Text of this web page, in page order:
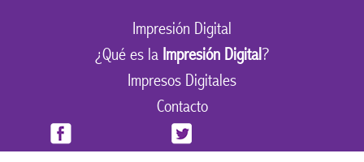
Impresión Digital
¿Qué es la Impresión Digital?
Impresos Digitales
Contacto